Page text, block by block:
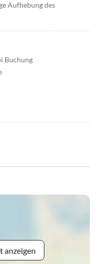
Aufhebung des
Buchung
anzeigen